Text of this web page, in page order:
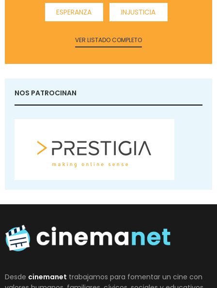
ESPERANZA INJUSTICIA
VER LISTADO COMPLETO
NOS PATROCINAN
Desde cinemanet trabajamos para fomentar un cine con